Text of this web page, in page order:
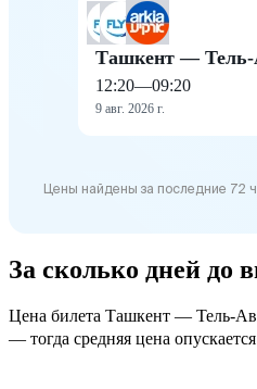
Ташкент —
12:20—09:20
9 авг. 2026 г.
Цены найдены за последние 72
За сколько дней до
Цена билета Ташкент — Тель-
— тогда средняя цена